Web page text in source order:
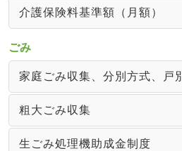
介護保険料基準額（月額）
ごみ
家庭ごみ収集、分別方式、戸
粗大ごみ収集
生ごみ処理機助成金制度